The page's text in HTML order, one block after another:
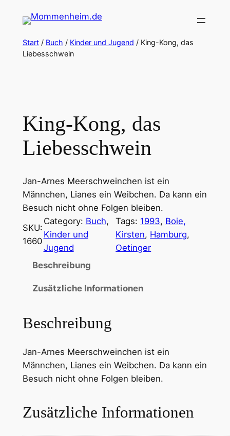
Inhalt
springen
Start/ Buch / Kinder und Jugend / King-Kong, das
Liebesschwein
King-Kong, das
Liebesschwein
Jan-Arnes Meerschweinchen ist ein
Männchen, Lianes ein Weibchen. Da kann ein
Besuch nicht ohne Folgen bleiben.
SKU:
1660
Category: Buch
Kinder und
Jugend
Tags: 1993, Boie,
Kirsten, Hamburg
Oetinger
Beschreibung
Zusätzliche Informationen
Beschreibung
Jan-Arnes Meerschweinchen ist ein
Männchen, Lianes ein Weibchen. Da kann ein
Besuch nicht ohne Folgen bleiben.
Zusätzliche Informationen